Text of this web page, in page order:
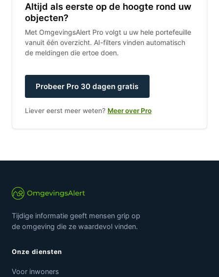
Altijd als eerste op de hoogte rond uw
objecten?
Met OmgevingsAlert Pro volgt u uw hele portefeuille
vanuit één overzicht. AI-filters vinden automatisch
de meldingen die ertoe doen.
Probeer Pro 30 dagen gratis
Liever eerst meer weten? Meer over Pro
Tijdige informatie geeft mensen grip op
de omgeving die ze waardevol vinden.
Onze diensten
Voor inwoners